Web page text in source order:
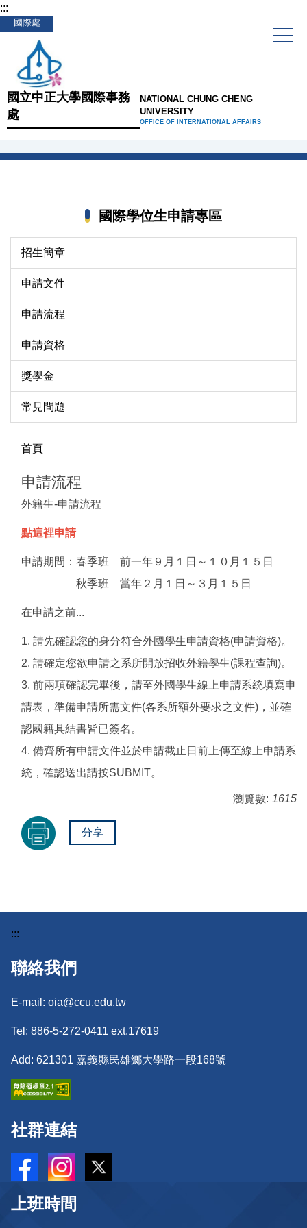
跳
到
內
容
區
:::
國際處
國立中正大學國際事務
處
NATIONAL CHUNG CHENG
UNIVERSITY
OFFICE OF INTERNATIONAL AFFAIRS
國際學位生申請專區
招生簡章
申請文件
申請流程
申請資格
獎學金
常見問題
首頁
申請流程
外籍生-申請流程
點這裡申請
申請期間：春季班 前一年９月１日～１０月１５日
秋季班 當年２月１日～３月１５日
在申請之前...
1. 請先確認您的身分符合外國學生申請資格(申請資格)。
2. 請確定您欲申請之系所開放招收外籍學生(課程查詢)。
3. 前兩項確認完畢後，請至外國學生線上申請系統填寫申
請表，準備申請所需文件(各系所額外要求之文件)，並確
認國籍具結書皆已簽名。
4. 備齊所有申請文件並於申請截止日前上傳至線上申請系
統，確認送出請按SUBMIT。
瀏覽數: 1615
分享
:::
聯絡我們
E-mail: oia@ccu.edu.tw
Tel: 886-5-272-0411 ext.17619
Add: 621301 嘉義縣民雄鄉大學路一段168號
社群連結
上班時間